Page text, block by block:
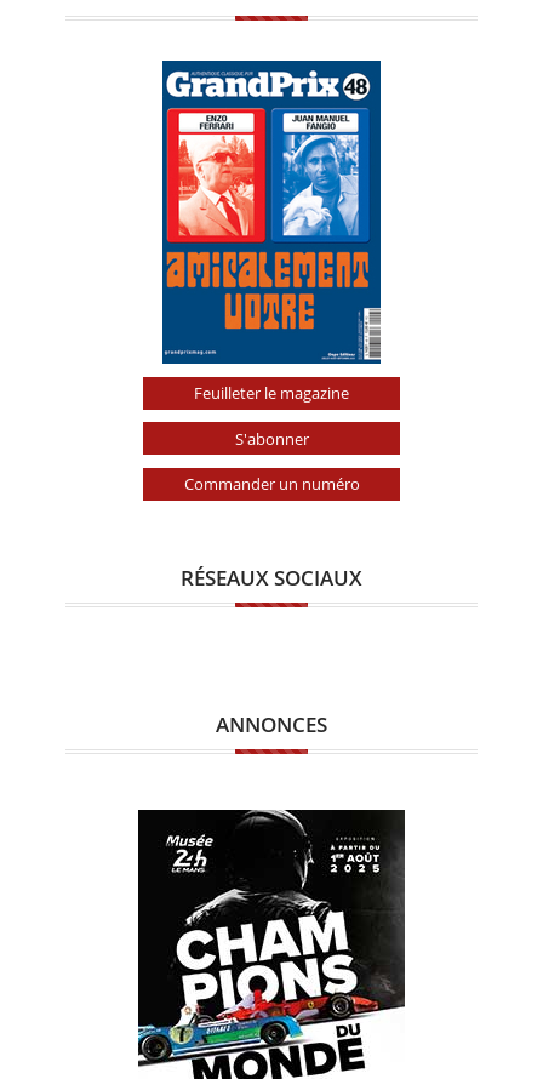
Feuilleter le magazine
S'abonner
Commander un numéro
RÉSEAUX SOCIAUX
ANNONCES